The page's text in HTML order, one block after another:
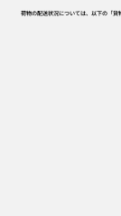
荷物の配送状況については、以下の「貨